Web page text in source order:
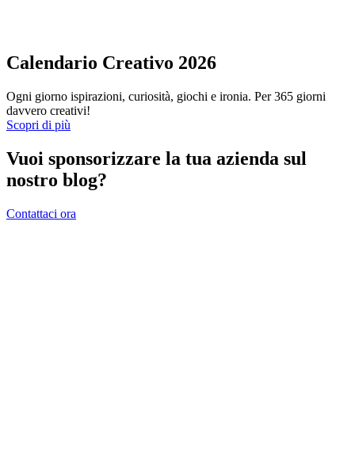
Calendario Creativo 2026
Ogni giorno ispirazioni, curiosità, giochi e ironia. Per 365 giorni
davvero creativi!
Scopri di più
Vuoi sponsorizzare la tua azienda sul
nostro blog?
Contattaci ora